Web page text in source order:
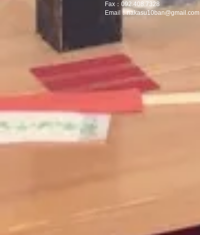
Fax：092.408.7328
Email：nakasu10ban@gmail.com